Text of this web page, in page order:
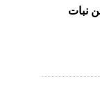
(88) كجم من نبات